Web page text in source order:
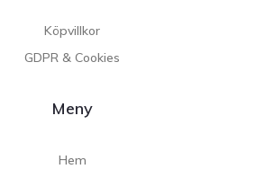
Köpvillkor
GDPR & Cookies
Meny
Hem